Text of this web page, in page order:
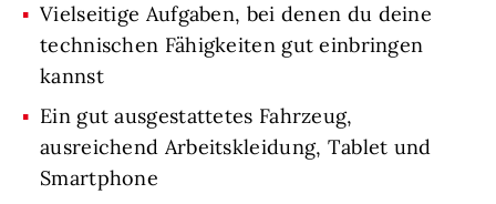
Vielseitige Aufgaben, bei denen du deine
technischen Fähigkeiten gut einbringen
kannst
Ein gut ausgestattetes Fahrzeug,
ausreichend Arbeitskleidung, Tablet und
Smartphone